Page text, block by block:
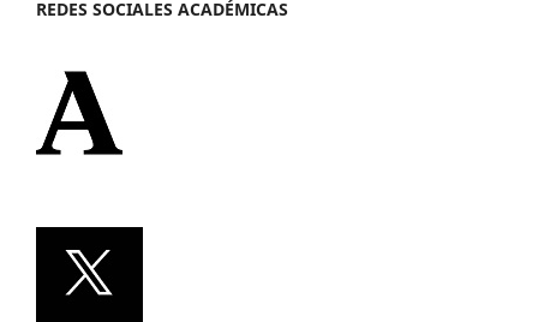
REDES SOCIALES ACADÉMICAS